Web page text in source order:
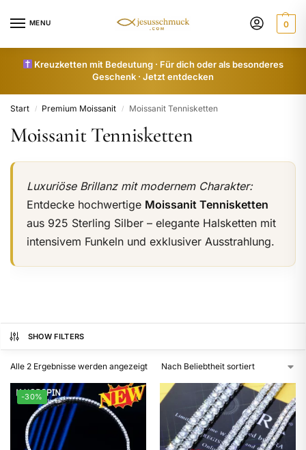
MENU 0
Kreuzketten mit Bedeutung · Für dich oder als besonderes
Geschenk · Jetzt entdecken
Start / Premium Moissanit / Moissanit Tennisketten
Moissanit Tennisketten
Luxuriöse Brillanz mit modernem Charakter:
Entdecke hochwertige Moissanit Tennisketten
aus 925 Sterling Silber – elegante Halsketten mit
intensivem Funkeln und exklusiver Ausstrahlung.
SHOW FILTERS
Alle 2 Ergebnisse werden angezeigt
-30%